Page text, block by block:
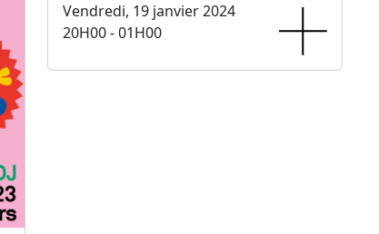
Vendredi, 19 janvier 2024
20H00 - 01H00